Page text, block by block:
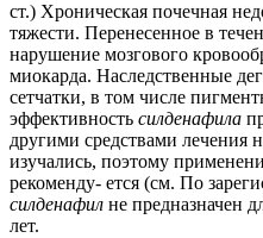
ст.) Хроническая почечная
тяжести. Перенесенное в
нарушение мозгового
миокарда. Наследственные
сетчатки, в том числе
эффективность силденафила
другими средствами лечения
изучались, поэтому
рекоменду- ется (см. По
силденафил не предназначен
лет.